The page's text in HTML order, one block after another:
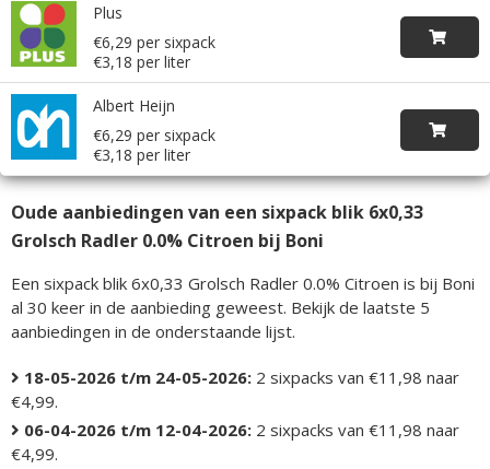
Plus
€6,29 per sixpack
€3,18 per liter
Albert Heijn
€6,29 per sixpack
€3,18 per liter
Oude aanbiedingen van een sixpack blik 6x0,33
Grolsch Radler 0.0% Citroen bij Boni
Een sixpack blik 6x0,33 Grolsch Radler 0.0% Citroen is bij Boni
al 30 keer in de aanbieding geweest. Bekijk de laatste 5
aanbiedingen in de onderstaande lijst.
18-05-2026 t/m 24-05-2026: 2 sixpacks van €11,98 naar
€4,99.
06-04-2026 t/m 12-04-2026: 2 sixpacks van €11,98 naar
€4,99.